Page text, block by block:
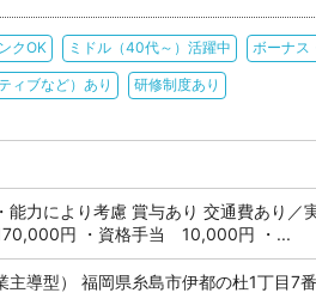
クOK ミドル（40代～）活躍中 ボーナス
ィブなど）あり 研修制度あり
力により考慮 賞与あり 交通費あり／
円 ・資格手当 10,000円 ・...
導型） 福岡県糸島市伊都の杜1丁目7番